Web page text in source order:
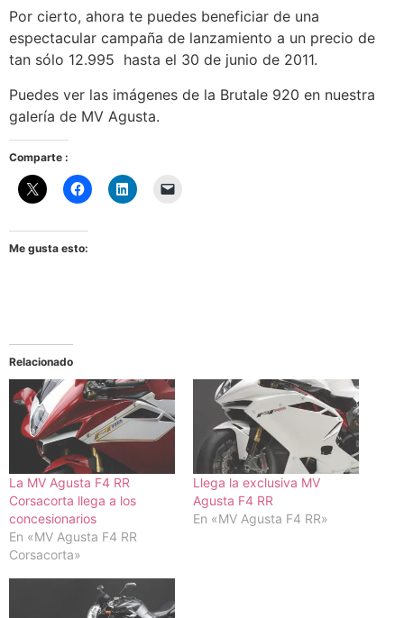
Por cierto, ahora te puedes beneficiar de una
espectacular campaña de lanzamiento a un precio de
tan sólo 12.995  hasta el 30 de junio de 2011.
Puedes ver las imágenes de la Brutale 920 en nuestra
galería de MV Agusta.
Comparte :
Me gusta esto:
Relacionado
La MV Agusta F4 RR
Corsacorta llega a los
concesionarios
En «MV Agusta F4 RR
Corsacorta»
Llega la exclusiva MV
Agusta F4 RR
En «MV Agusta F4 RR»